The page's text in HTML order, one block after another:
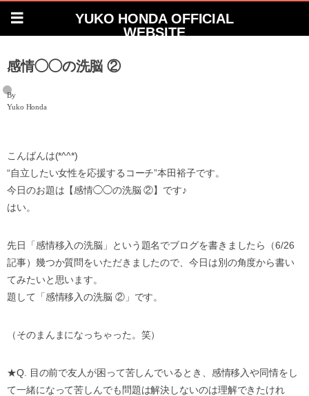
YUKO HONDA OFFICIAL
WEBSITE
感情◯◯の洗脳 ②
By
Yuko Honda
こんばんは(*^^*)
“自立したい女性を応援するコーチ”本田裕子です。
今日のお題は【感情◯◯の洗脳 ②】です♪
はい。
先日「感情移入の洗脳」という題名でブログを書きましたら（6/26
記事）幾つか質問をいただきましたので、今日は別の角度から書い
てみたいと思います。
題して「感情移入の洗脳 ②」です。
（そのまんまになっちゃった。笑）
★Q. 目の前で友人が困って苦しんでいるとき、感情移入や同情をし
て一緒になって苦しんでも問題は解決しないのは理解できたけれ